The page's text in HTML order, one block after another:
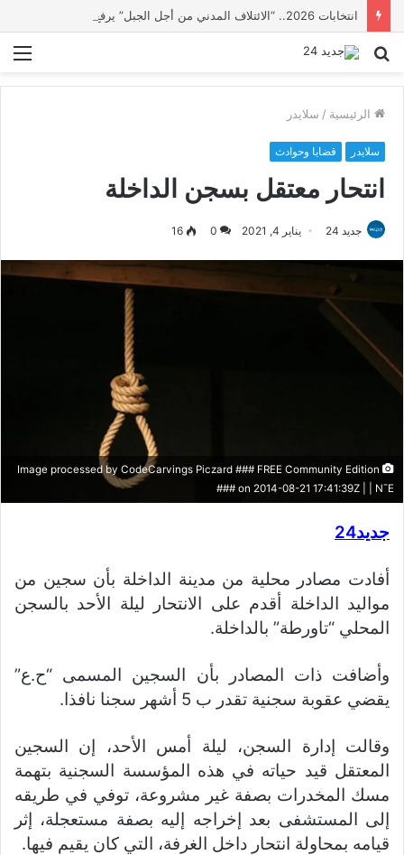
بحث
الرئيسية / سلايدر
سلايدر قضايا وحوادث
انتحار معتقل بسجن الداخلة
جديد 24 يناير 4, 2021 0
16
Image processed by CodeCarvings Piczard ### FREE Community Edition
### on 2014-08-21 17:41:39Z | | N¯E
جديد24
أفادت مصادر محلية من مدينة الداخلة بأن سجين من
مواليد الداخلة أقدم على الانتحار ليلة الأحد بالسجن
المحلي “تاورطة” بالداخلة.
وأضافت ذات المصادر بأن السجين المسمى “ح.ع”
يقضي عقوبة سجنية تقدر ب 5 أشهر سجنا نافذا.
وقالت إدارة السجن، ليلة أمس الأحد، إن السجين
المعتقل قيد حياته في هذه المؤسسة السجنية بتهمة
مسك المخدرات بصفة غير مشروعة، توفي في طريقه
إلى المستشفى بعد إخراجه إليه بصفة مستعجلة، إثر
قيامه بمحاولة انتحار داخل الغرفة، التي كان يقيم فيها.